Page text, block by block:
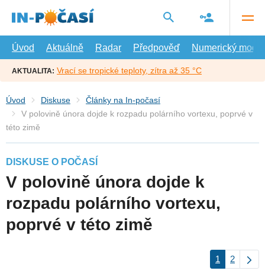
hlavní
Úvod
Aktuálně Radar Předpověď Numerický model
AKTUALITA: Vrací se tropické teploty, zítra až 35 °C
Úvod Diskuse
Články na In-počasí
V polovině února dojde k rozpadu polárního vortexu, poprvé v
této zimě
DISKUSE O POČASÍ
V polovině února dojde k
rozpadu polárního vortexu,
poprvé v této zimě
1 2